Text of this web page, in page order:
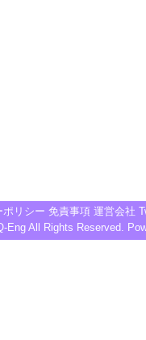
ポリシー 免責事項 運営会社
Eng All Rights Reserved.